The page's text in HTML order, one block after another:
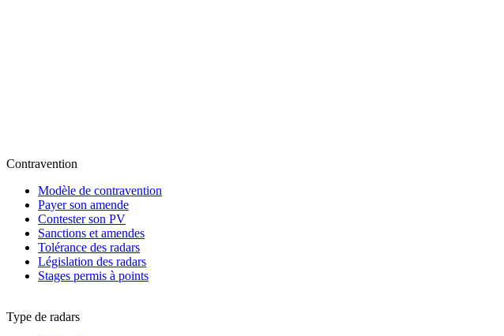
Contravention
Modèle de contravention
Payer son amende
Contester son PV
Sanctions et amendes
Tolérance des radars
Législation des radars
Stages permis à points
Type de radars